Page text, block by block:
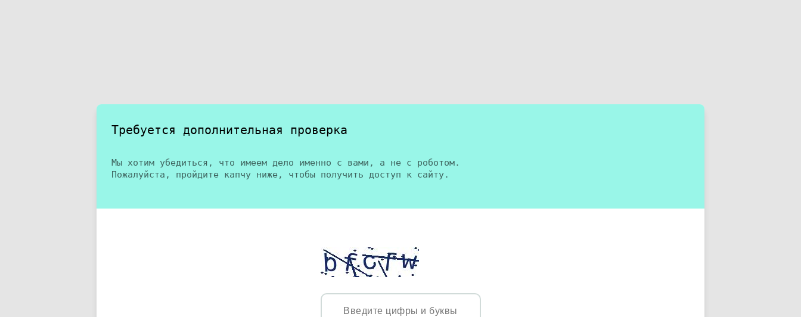
Требуется дополнительная проверка
Мы хотим убедиться, что имеем дело именно с вами, а не с роботом.
Пожалуйста, пройдите капчу ниже, чтобы получить доступ к сайту.